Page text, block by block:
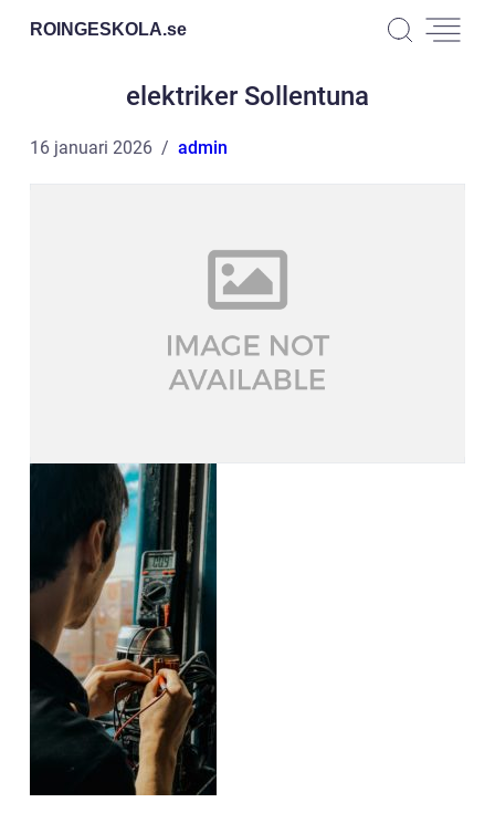
ROINGESKOLA.se
elektriker Sollentuna
16 januari 2026 admin